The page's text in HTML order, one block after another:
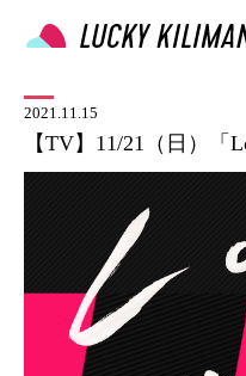
2021.11.15
【TV】11/21（日）「